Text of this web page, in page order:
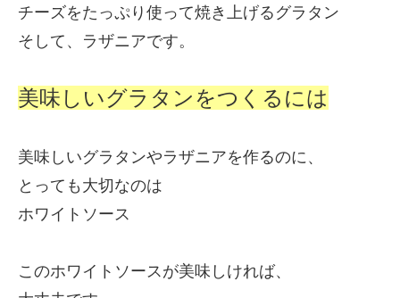
チーズをたっぷり使って焼き上げるグラタン
そして、ラザニアです。
美味しいグラタンをつくるには
美味しいグラタンやラザニアを作るのに、
とっても大切なのは
ホワイトソース
このホワイトソースが美味しければ、